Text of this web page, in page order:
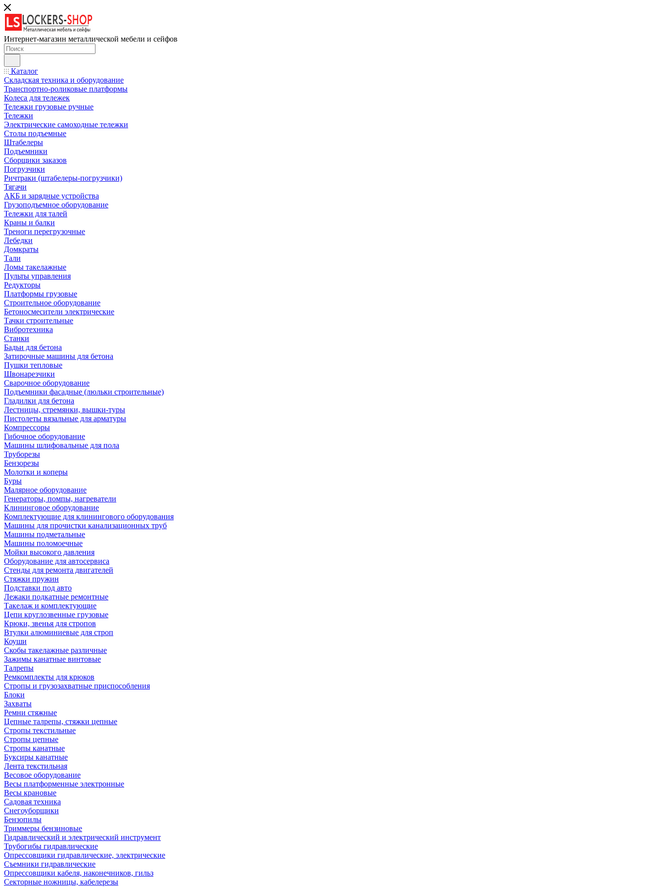
Интернет-магазин металлической мебели и сейфов
Каталог
Складская техника и оборудование
Транспортно-роликовые платформы
Колеса для тележек
Тележки грузовые ручные
Тележки
Электрические самоходные тележки
Столы подъемные
Штабелеры
Подъемники
Сборщики заказов
Погрузчики
Ричтраки (штабелеры-погрузчики)
Тягачи
АКБ и зарядные устройства
Грузоподъемное оборудование
Тележки для талей
Краны и балки
Треноги перегрузочные
Лебедки
Домкраты
Тали
Ломы такелажные
Пульты управления
Редукторы
Платформы грузовые
Строительное оборудование
Бетоносмесители электрические
Тачки строительные
Вибротехника
Станки
Бадьи для бетона
Затирочные машины для бетона
Пушки тепловые
Швонарезчики
Сварочное оборудование
Подъемники фасадные (люльки строительные)
Гладилки для бетона
Лестницы, стремянки, вышки-туры
Пистолеты вязальные для арматуры
Компрессоры
Гибочное оборудование
Машины шлифовальные для пола
Труборезы
Бензорезы
Молотки и коперы
Буры
Малярное оборудование
Генераторы, помпы, нагреватели
Клининговое оборудование
Комплектующие для клинингового оборудования
Машины для прочистки канализационных труб
Машины подметальные
Машины поломоечные
Мойки высокого давления
Оборудование для автосервиса
Стенды для ремонта двигателей
Стяжки пружин
Подставки под авто
Лежаки подкатные ремонтные
Такелаж и комплектующие
Цепи круглозвенные грузовые
Крюки, звенья для стропов
Втулки алюминиевые для строп
Коуши
Скобы такелажные различные
Зажимы канатные винтовые
Талрепы
Ремкомплекты для крюков
Стропы и грузозахватные приспособления
Блоки
Захваты
Ремни стяжные
Цепные талрепы, стяжки цепные
Стропы текстильные
Стропы цепные
Стропы канатные
Буксиры канатные
Лента текстильная
Весовое оборудование
Весы платформенные электронные
Весы крановые
Садовая техника
Снегоуборщики
Бензопилы
Триммеры бензиновые
Гидравлический и электрический инструмент
Трубогибы гидравлические
Опрессовщики гидравлические, электрические
Съемники гидравлические
Опрессовщики кабеля, наконечников, гильз
Секторные ножницы, кабелерезы